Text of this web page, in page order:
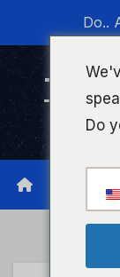
wechseln
Do..
Do